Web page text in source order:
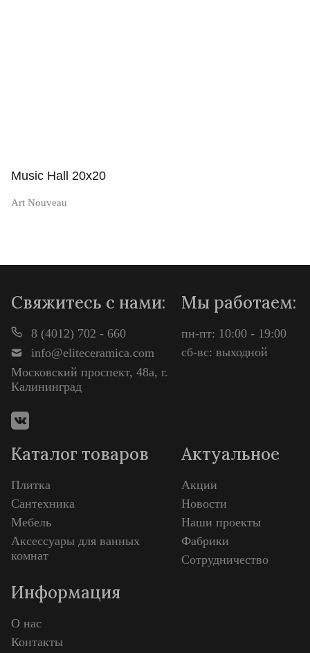
Просмотр
Music Hall 20x20
Art Nouveau
Свяжитесь с нами:
8 (4012) 702 - 660
info@eliteceramica.com
Московский проспект, 48а, г.
Калининград
Мы работаем:
пн-пт: 10:00 - 19:00
сб-вс: выходной
Каталог товаров
Плитка
Сантехника
Мебель
Аксессуары для ванных
комнат
Актуальное
Акции
Новости
Наши проекты
Фабрики
Сотрудничество
Информация
О нас
Контакты